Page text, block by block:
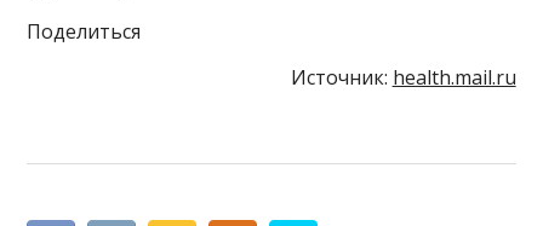
Поделиться
Источник: health.mail.ru